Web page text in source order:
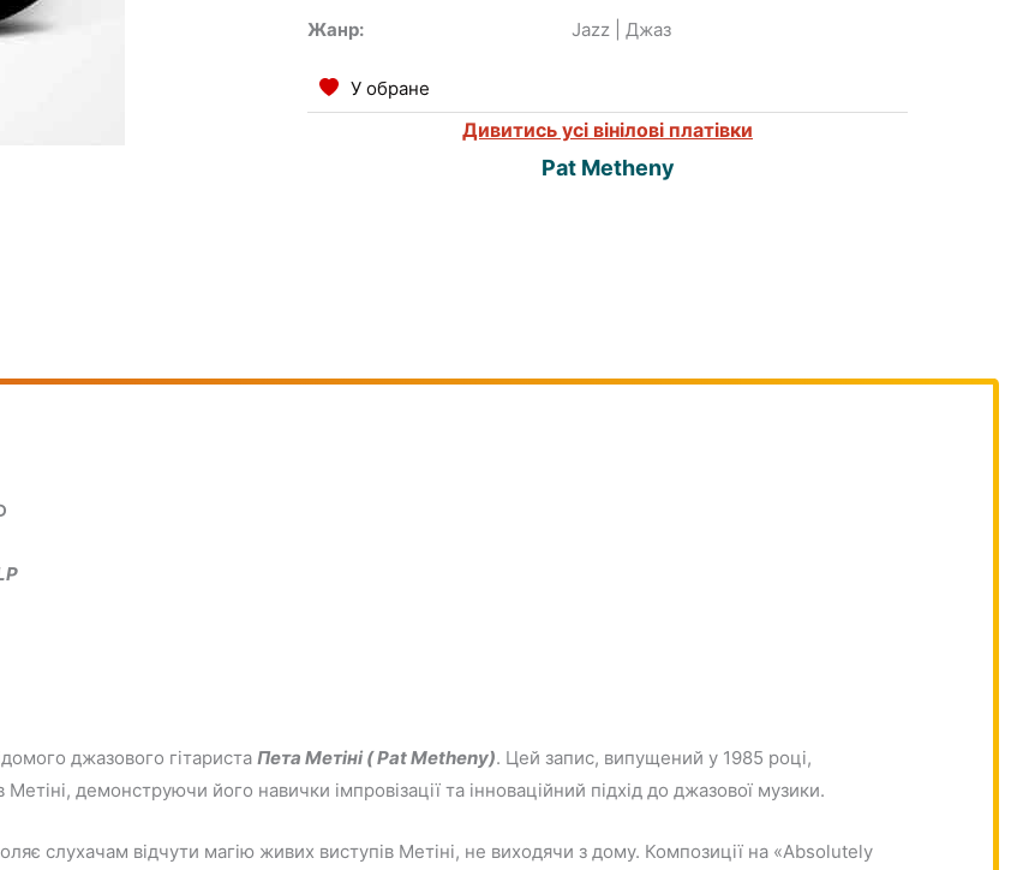
Жанр: Jazz | Джаз
У обране
Дивитись усі вінілові платівки
Pat Metheny
джазового гітаристаПета Метіні ( Pat Metheny). Цей запис, випущений у 1985 році,
демонструючи його навички імпровізації та інноваційний підхід до джазової музики.
слухачам відчути магію живих виступів Метіні, не виходячи з дому. Композиції на «Absolutely